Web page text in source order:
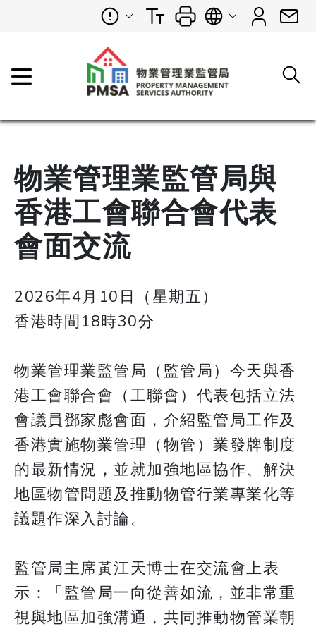
物業管理業監管局與
香港工會聯合會代表
會面交流
2026年4月10日（星期五）
香港時間18時30分
物業管理業監管局（監管局）今天與香
港工會聯合會（工聯會）代表包括立法
會議員鄧家彪會面，介紹監管局工作及
香港實施物業管理（物管）業發牌制度
的最新情況，並就加強地區協作、解決
地區物管問題及推動物管行業專業化等
議題作深入討論。
監管局主席黃江天博士在交流會上表
示：「監管局一向從善如流，並非常重
視與地區加強溝通，共同推動物管業朝